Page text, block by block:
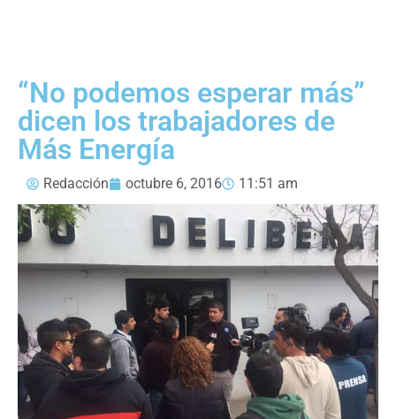
“No podemos esperar más”
dicen los trabajadores de
Más Energía
Redacción octubre 6, 2016 11:51 am